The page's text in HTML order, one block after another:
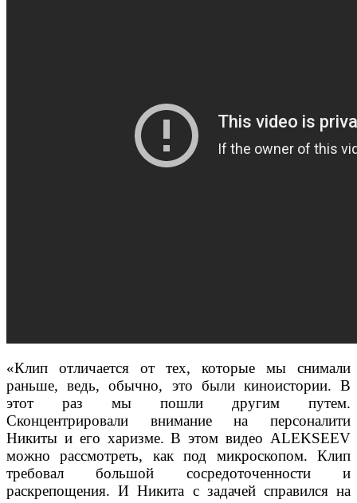
«Клип отличается от тех, которые мы снимали
раньше, ведь, обычно, это были киноистории. В
этот раз мы пошли другим путем.
Сконцентрировали внимание на персоналити
Никиты и его харизме. В этом видео ALEKSEEV
можно рассмотреть, как под микроскопом. Клип
требовал большой сосредоточенности и
раскрепощения. И Никита с задачей справился на